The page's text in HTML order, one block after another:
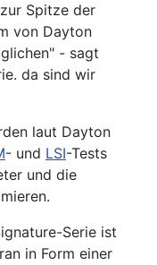
Spitze der
von Dayton
- sagt
da sind wir
laut Dayton
- und LSI-Tests
und die
Serie ist
in Form einer